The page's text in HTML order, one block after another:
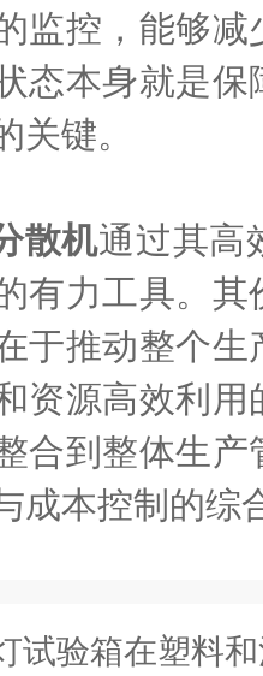
监控，能够
态本身就是
关键。
散机通过其高
有力工具。
于推动整个
资源高效利
合到整体生
成本控制的综
试验箱在塑料和